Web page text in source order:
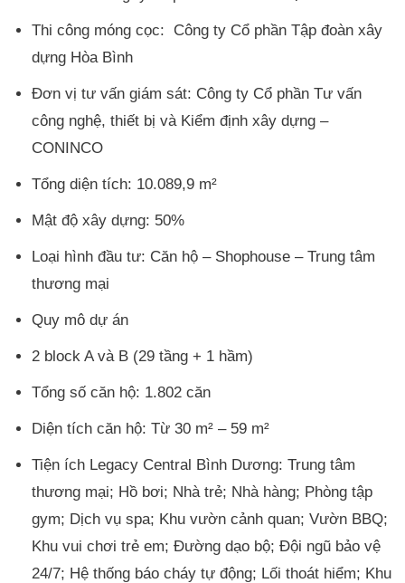
Thi công móng cọc: Công ty Cổ phần Tập đoàn xây
dựng Hòa Bình
Đơn vị tư vấn giám sát: Công ty Cổ phần Tư vấn
công nghệ, thiết bị và Kiểm định xây dựng –
CONINCO
Tổng diện tích: 10.089,9 m²
Mật độ xây dựng: 50%
Loại hình đầu tư: Căn hộ – Shophouse – Trung tâm
thương mại
Quy mô dự án
2 block A và B (29 tầng + 1 hầm)
Tổng số căn hộ: 1.802 căn
Diện tích căn hộ: Từ 30 m² – 59 m²
Tiện ích Legacy Central Bình Dương: Trung tâm
thương mại; Hồ bơi; Nhà trẻ; Nhà hàng; Phòng tập
gym; Dịch vụ spa; Khu vườn cảnh quan; Vườn BBQ;
Khu vui chơi trẻ em; Đường dạo bộ; Đội ngũ bảo vệ
24/7; Hệ thống báo cháy tự động; Lối thoát hiểm; Khu